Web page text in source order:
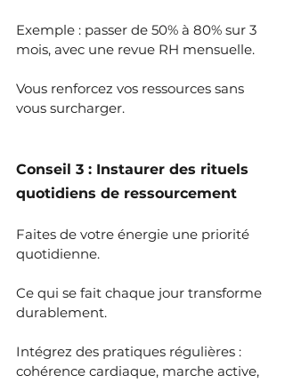
Exemple : passer de 50% à 80% sur 3
mois, avec une revue RH mensuelle.
Vous renforcez vos ressources sans
vous surcharger.
Conseil 3 : Instaurer des rituels
quotidiens de ressourcement
Faites de votre énergie une priorité
quotidienne.
Ce qui se fait chaque jour transforme
durablement.
Intégrez des pratiques régulières :
cohérence cardiaque, marche active,